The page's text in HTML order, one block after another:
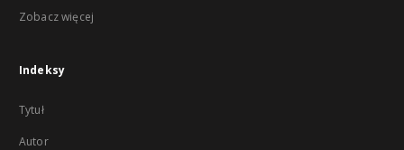
Zobacz więcej
Indeksy
Tytuł
Autor